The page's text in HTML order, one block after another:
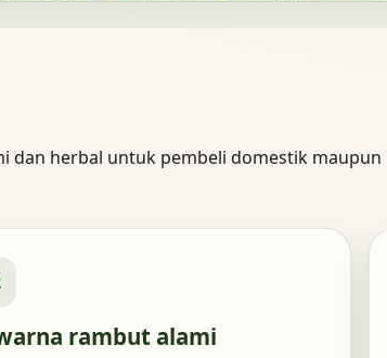
dan herbal untuk pembeli domestik maupun
rambut alami